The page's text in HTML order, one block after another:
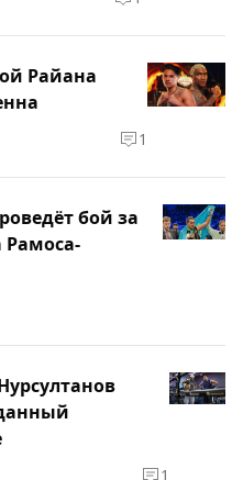
Райана
1
бой за
Рамоса-
1